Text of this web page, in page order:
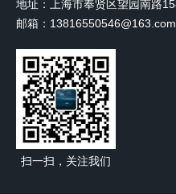
邮箱：13816550546@163.com
扫一扫，关注我们